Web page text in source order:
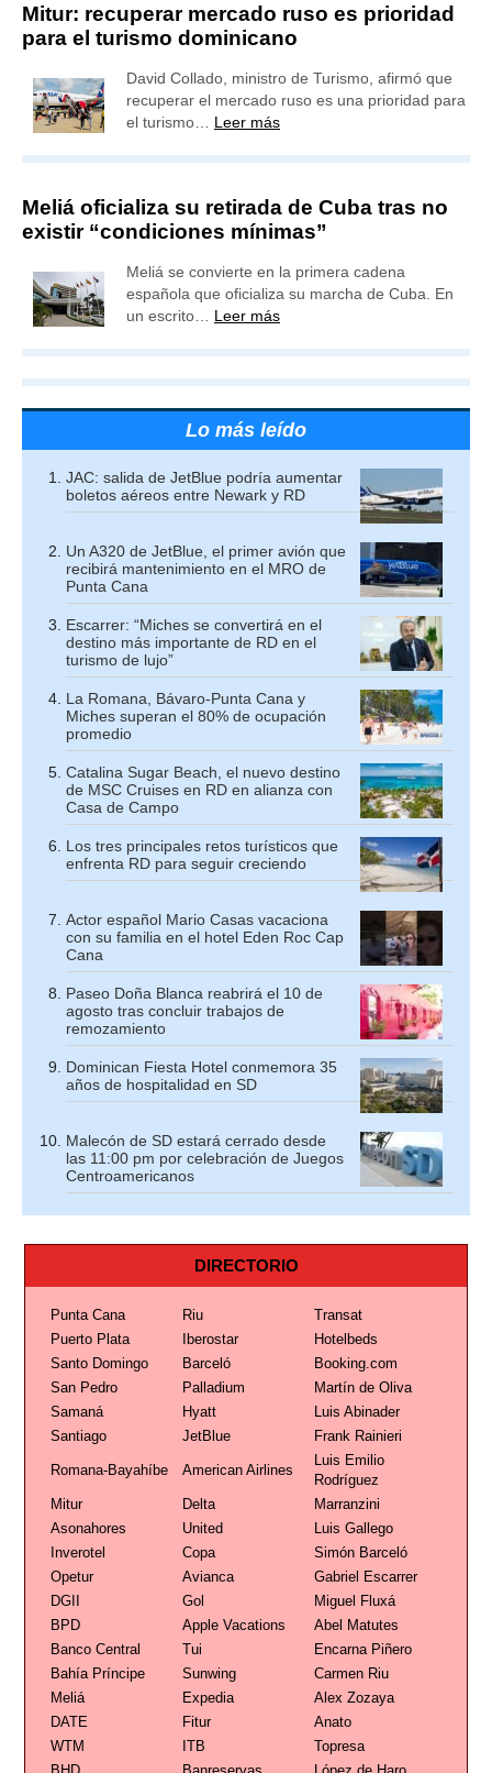
Mitur: recuperar mercado ruso es prioridad
para el turismo dominicano
David Collado, ministro de Turismo, afirmó que
recuperar el mercado ruso es una prioridad para
el turismo… Leer más
Meliá oficializa su retirada de Cuba tras no
existir “condiciones mínimas”
Meliá se convierte en la primera cadena
española que oficializa su marcha de Cuba. En
un escrito… Leer más
Lo más leído
JAC: salida de JetBlue podría aumentar
boletos aéreos entre Newark y RD
Un A320 de JetBlue, el primer avión que
recibirá mantenimiento en el MRO de
Punta Cana
Escarrer: “Miches se convertirá en el
destino más importante de RD en el
turismo de lujo”
La Romana, Bávaro-Punta Cana y
Miches superan el 80% de ocupación
promedio
Catalina Sugar Beach, el nuevo destino
de MSC Cruises en RD en alianza con
Casa de Campo
Los tres principales retos turísticos que
enfrenta RD para seguir creciendo
Actor español Mario Casas vacaciona
con su familia en el hotel Eden Roc Cap
Cana
Paseo Doña Blanca reabrirá el 10 de
agosto tras concluir trabajos de
remozamiento
Dominican Fiesta Hotel conmemora 35
años de hospitalidad en SD
Malecón de SD estará cerrado desde
las 11:00 pm por celebración de Juegos
Centroamericanos
DIRECTORIO
Punta Cana Riu
Transat
Puerto Plata
Iberostar
Hotelbeds
Santo Domingo
Barceló
Booking.com
San Pedro
Palladium
Martín de Oliva
Samaná
Hyatt
Luis Abinader
Santiago
JetBlue Frank Rainieri
Romana-Bayahíbe American Airlines
Luis Emilio
Rodríguez
Mitur
Delta
Marranzini
Asonahores
United
Luis Gallego
Inverotel
Copa
Simón Barceló
Opetur
Avianca
Gabriel Escarrer
DGII
Gol
Miguel Fluxá
BPD
Apple Vacations
Abel Matutes
Banco Central
Tui
Encarna Piñero
Bahía Príncipe
Sunwing
Carmen Riu
Meliá
Expedia
Alex Zozaya
DATE
Fitur
Anato
WTM
ITB
Topresa